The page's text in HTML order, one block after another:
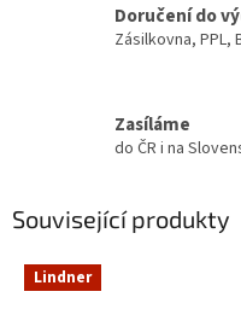
Doručení do
Zásilkovna, PPL,
Zasíláme
do ČR i na
Související produkty
Lindner